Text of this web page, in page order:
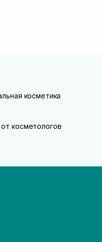
косметика
косметологов